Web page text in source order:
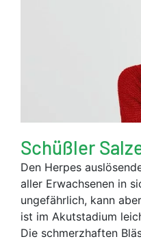
Schüßler
Den Herpes
aller Erwachsenen in
ungefährlich, kann
ist im Akutstadium
Die schmerzhaften